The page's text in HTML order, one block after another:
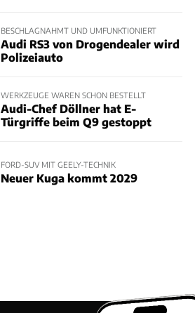
BESCHLAGNAHMT UND UMFUNKTIONIERT
Audi RS3 von Drogendealer wird
Polizeiauto
WERKZEUGE WAREN SCHON BESTELLT
Audi-Chef Döllner hat E-
Türgriffe beim Q9 gestoppt
FORD-SUV MIT GEELY-TECHNIK
Neuer Kuga kommt 2029